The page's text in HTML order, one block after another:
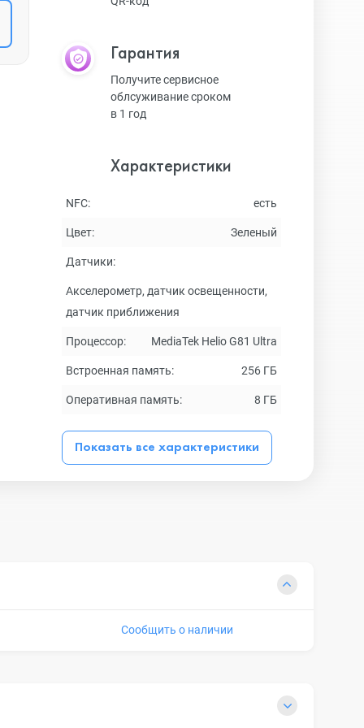
Гарантия
Получите сервисное
облсуживание сроком
в 1 год
Характеристики
NFC: есть
Цвет: Зеленый
Датчики:
Акселерометр, датчик освещенности,
датчик приближения
Процессор: MediaTek Helio G81 Ultra
Встроенная память: 256 ГБ
Оперативная память: 8 ГБ
Показать все характеристики
Сообщить о наличии